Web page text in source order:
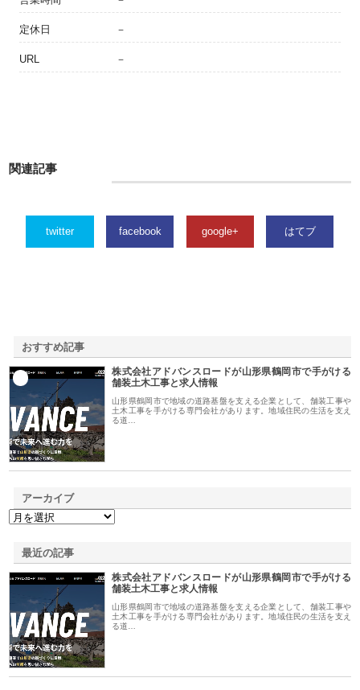
定休日 －
URL －
関連記事
twitter facebook google+ はてブ
おすすめ記事
株式会社アドバンスロードが山形県鶴岡市で手がける
舗装土木工事と求人情報
山形県鶴岡市で地域の道路基盤を支える企業として、舗装工事や
土木工事を手がける専門会社があります。地域住民の生活を支え
る道…
アーカイブ
最近の記事
株式会社アドバンスロードが山形県鶴岡市で手がける
舗装土木工事と求人情報
山形県鶴岡市で地域の道路基盤を支える企業として、舗装工事や
土木工事を手がける専門会社があります。地域住民の生活を支え
る道…